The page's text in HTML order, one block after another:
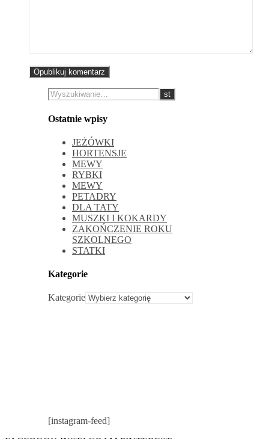
Ostatnie wpisy
JEŻÓWKI
HORTENSJE
MEWY
RYBKI
MEWY
PETADRY
DLA TATY
MUSZKI I KOKARDY
ZAKOŃCZENIE ROKU
SZKOLNEGO
STATKI
Kategorie
Kategorie
[instagram-feed]